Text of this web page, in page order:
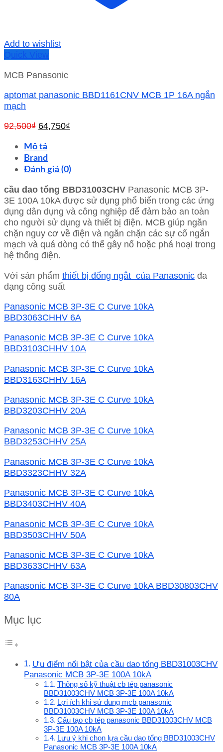
Add to wishlist
Quick View
MCB Panasonic
aptomat panasonic BBD1161CNV MCB 1P 16A ngắn
mạch
92,500₫ Giá
là:
92,500₫.
64,750₫
64,750₫.
Mô tả
Brand
Đánh giá (0)
cầu dao tổng BBD31003CHV Panasonic MCB 3P-
3E 100A 10kA được sử dụng phổ biến trong các ứng
dụng dân dụng và công nghiệp để đảm bảo an toàn
cho người sử dụng và thiết bị điện. MCB giúp ngăn
chặn nguy cơ về điện và ngăn chặn các sự cố ngắn
mạch và quá dòng có thể gây nổ hoặc phá hoại trong
hệ thống điện.
Với sản phẩm thiết bị đống ngắt của Panasonic đa
dạng công suất
Panasonic MCB 3P-3E C Curve 10kA
BBD3063CHHV 6A
Panasonic MCB 3P-3E C Curve 10kA
BBD3103CHHV 10A
Panasonic MCB 3P-3E C Curve 10kA
BBD3163CHHV 16A
Panasonic MCB 3P-3E C Curve 10kA
BBD3203CHHV 20A
Panasonic MCB 3P-3E C Curve 10kA
BBD3253CHHV 25A
Panasonic MCB 3P-3E C Curve 10kA
BBD3323CHHV 32A
Panasonic MCB 3P-3E C Curve 10kA
BBD3403CHHV 40A
Panasonic MCB 3P-3E C Curve 10kA
BBD3503CHHV 50A
Panasonic MCB 3P-3E C Curve 10kA
BBD3633CHHV 63A
Panasonic MCB 3P-3E C Curve 10kA BBD30803CHV
80A
Mục lục
Ưu điểm nổi bật của cầu dao tổng BBD31003CHV
Panasonic MCB 3P-3E 100A 10kA
Thông số kỹ thuật cb tép panasonic
BBD31003CHV MCB 3P-3E 100A 10kA
Lợi ích khi sử dung mcb panasonic
BBD31003CHV MCB 3P-3E 100A 10kA
Cấu tạo cb tép panasonic BBD31003CHV MCB
3P-3E 100A 10kA
Lưu ý khi chọn lựa cầu dao tổng BBD31003CHV
Panasonic MCB 3P-3E 100A 10kA